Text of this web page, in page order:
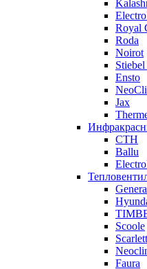
Royal
Roda
Noirot
Ensto
Jax
CTH
Ballu
Scoole
Scarlett
Faura